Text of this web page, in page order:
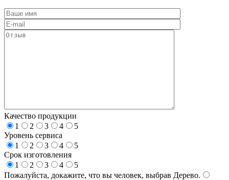
Качество продукции
1
2 3 4
5
Уровень сервиса
1
2 3 4
5
Срок изготовления
1
2 3 4
5
Пожалуйста, докажите, что вы человек, выбрав Дерево.